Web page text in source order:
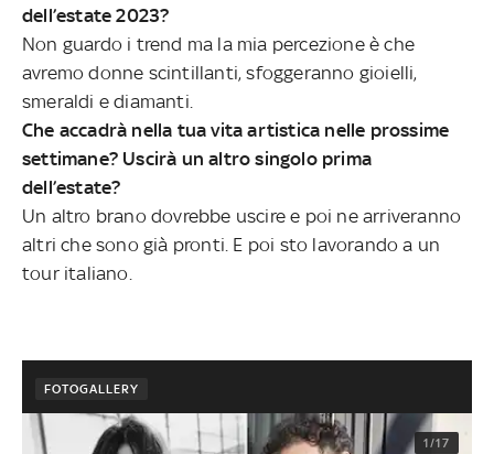
dell’estate 2023?
Non guardo i trend ma la mia percezione è che
avremo donne scintillanti, sfoggeranno gioielli,
smeraldi e diamanti.
Che accadrà nella tua vita artistica nelle prossime
settimane? Uscirà un altro singolo prima
dell’estate?
Un altro brano dovrebbe uscire e poi ne arriveranno
altri che sono già pronti. E poi sto lavorando a un
tour italiano.
FOTOGALLERY
1/17